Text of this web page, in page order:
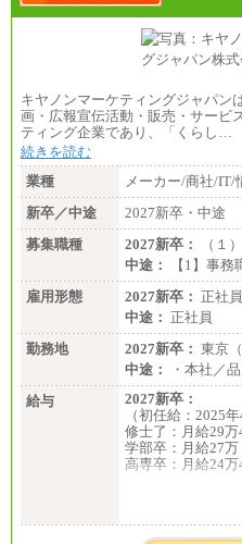
キヤノンマーケティングジャパン
画・広報宣伝活動・販売・サービ
ティング企業であり、「くらし…
続きを読む
業種
メーカー/商社/IT/
新卒／中途
2027新卒・中途
募集職種
2027新卒：
（１
中途：
【1】事
雇用形態
2027新卒： 正社員
中途： 正社員
勤務地
2027新卒： 東京
中途：
・本社／
給与
2027新卒：
（初任給：2025年
修士了：月給29万
学部卒：月給27万
高専卒：月給24万
月給 250,000